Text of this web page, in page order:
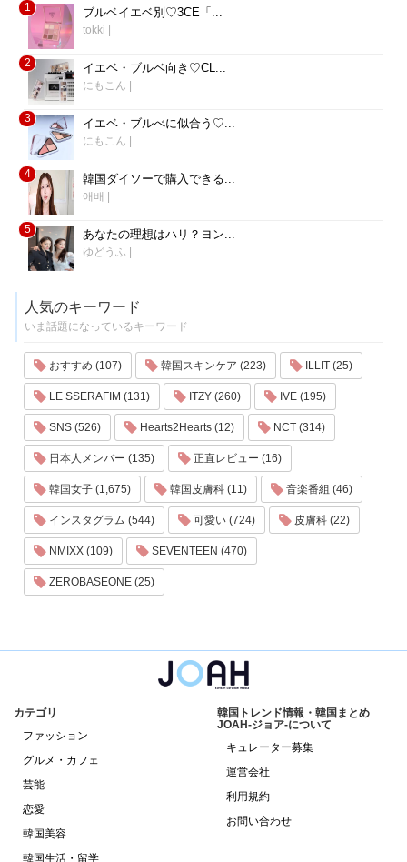
1 ブルベイエベ別♡3CE「...
tokki
2 イエベ・ブルベ向き♡CL...
にもこん
3 イエベ・ブルべに似合う♡...
にもこん
4 韓国ダイソーで購入できる...
애배
5 あなたの理想はハリ？ヨン...
ゆどうふ
人気のキーワード
いま話題になっているキーワード
おすすめ (107) 韓国スキンケア (223) ILLIT (25)
LE SSERAFIM (131) ITZY (260) IVE (195)
SNS (526) Hearts2Hearts (12) NCT (314)
日本人メンバー (135) 正直レビュー (16)
韓国女子 (1,675) 韓国皮膚科 (11) 音楽番組 (46)
インスタグラム (544) 可愛い (724) 皮膚科 (22)
NMIXX (109) SEVENTEEN (470)
ZEROBASEONE (25)
カテゴリ
ファッション
グルメ・カフェ
芸能
恋愛
韓国美容
韓国生活・留学
韓国トレンド情報・韓国まとめ
JOAH-ジョア-について
キュレーター募集
運営会社
利用規約
お問い合わせ